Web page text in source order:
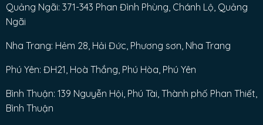
Quảng Ngãi: 371-343 Phan Đình Phùng, Chánh Lộ, Quảng
Ngãi
Nha Trang: Hẻm 28, Hải Đức, Phương sơn, Nha Trang
Phú Yên: ĐH21, Hoà Thắng, Phú Hòa, Phú Yên
Bình Thuận: 139 Nguyễn Hội, Phú Tài, Thành phố Phan Thiết,
Bình Thuận